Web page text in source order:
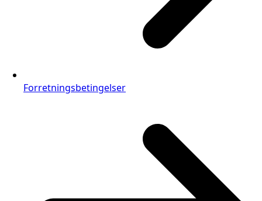
Forretningsbetingelser